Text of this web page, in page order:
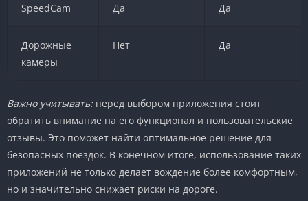
SpeedCam Да Да
Дорожные
камеры
Нет Да
Важно учитывать:перед выбором приложения стоит
обратить внимание на его функционал и пользовательские
отзывы. Это поможет найти оптимальное решение для
безопасных поездок. В конечном итоге, использование таких
приложений не только делает вождение более комфортным,
но и значительно снижает риски на дороге.